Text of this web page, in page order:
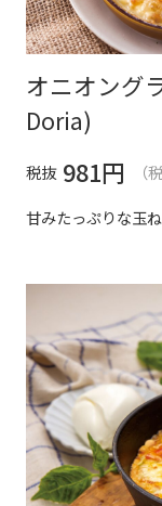
オニオング
Doria)
税抜 981円
（
甘みたっぷりな玉